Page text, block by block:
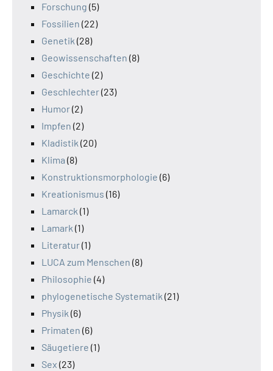
Forschung (5)
Fossilien (22)
Genetik (28)
Geowissenschaften (8)
Geschichte (2)
Geschlechter(23)
Humor(2)
Impfen (2)
Kladistik (20)
Klima (8)
Konstruktionsmorphologie (6)
Kreationismus (16)
Lamarck (1)
Lamark (1)
Literatur(1)
LUCA zum Menschen (8)
Philosophie (4)
phylogenetische Systematik (21)
Physik (6)
Primaten (6)
Säugetiere (1)
Sex (23)